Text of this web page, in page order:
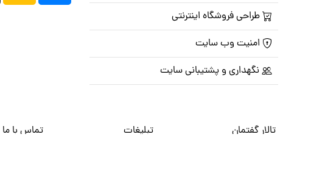
طراحی فروشگاه اینترنتی
امنیت وب سایت
نگهداری و پشتیبانی سایت
تالار گفتمان تبلیغات تماس با ما